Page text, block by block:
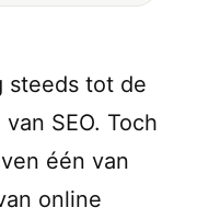
steeds tot de
SEO. Toch
één van
online